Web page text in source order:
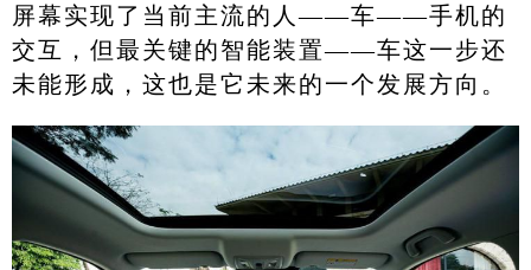
屏幕实现了当前主流的人——车——手机的
交互，但最关键的智能装置——车这一步还
未能形成，这也是它未来的一个发展方向。